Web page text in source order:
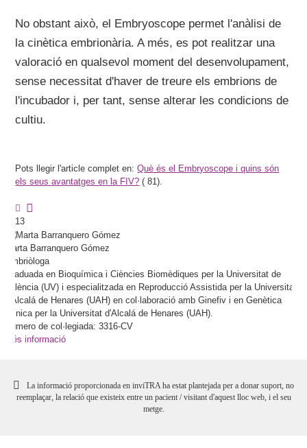
No obstant això, el Embryoscope permet l'anàlisi de
la cinètica embrionària. A més, es pot realitzar una
valoració en qualsevol moment del desenvolupament,
sense necessitat d'haver de treure els embrions de
l'incubador i, per tant, sense alterar les condicions de
cultiu.
Pots llegir l'article complet en:Què és el Embryoscope i quins són
els seus avantatges en la FIV? ( 81).
13
Marta Barranquero Gómez
Embriòloga
Graduada en Bioquímica i Ciències Biomèdiques per la Universitat de
València (UV) i especialitzada en Reproducció Assistida per la Universitat
d'Alcalá de Henares (UAH) en col·laboració amb Ginefiv i en Genètica
Clínica per la Universitat d'Alcalá de Henares (UAH).
Número de col·legiada: 3316-CV
Més informació
La informació proporcionada en inviTRA ha estat plantejada per a donar suport, no
reemplaçar, la relació que existeix entre un pacient / visitant d'aquest lloc web, i el seu
metge.